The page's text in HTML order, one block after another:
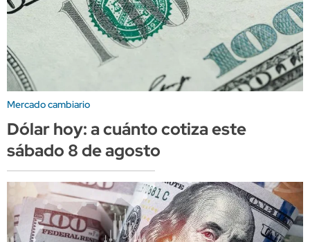
Mercado cambiario
Dólar hoy: a cuánto cotiza este
sábado 8 de agosto